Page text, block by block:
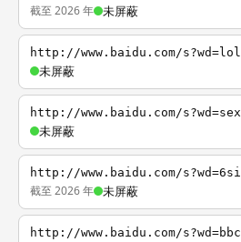
截至 2026 年 未屏蔽
http://www.baidu.com/s?wd=lol
未屏蔽
http://www.baidu.com/s?wd=sex
未屏蔽
http://www.baidu.com/s?wd=6si
截至 2026 年 未屏蔽
http://www.baidu.com/s?wd=bbc